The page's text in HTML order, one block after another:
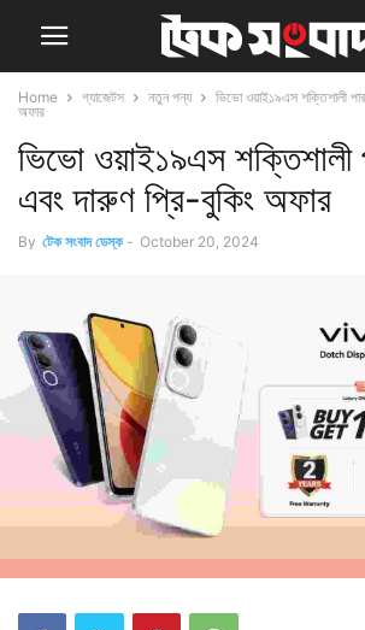
Home গ্যাজেটস নতুন পন্য
ভিভো ওয়াই১৯এস শক্তিশালী
অফার
ভিভো ওয়াই১৯এস শক্তিশালী
এবং দারুণ প্রি-বুকিং অফার
By টেক সংবাদ ডেস্ক - October 20, 2024